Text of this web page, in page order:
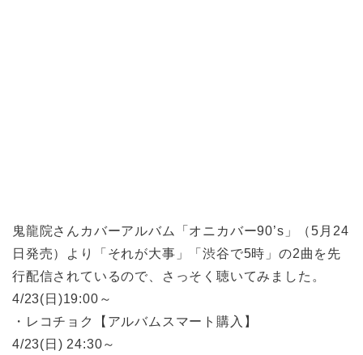
鬼龍院さんカバーアルバム「オニカバー90’s」（5月24
日発売）より「それが大事」「渋谷で5時」の2曲を先
行配信されているので、さっそく聴いてみました。
4/23(日)19:00～
・レコチョク【アルバムスマート購入】
4/23(日) 24:30～